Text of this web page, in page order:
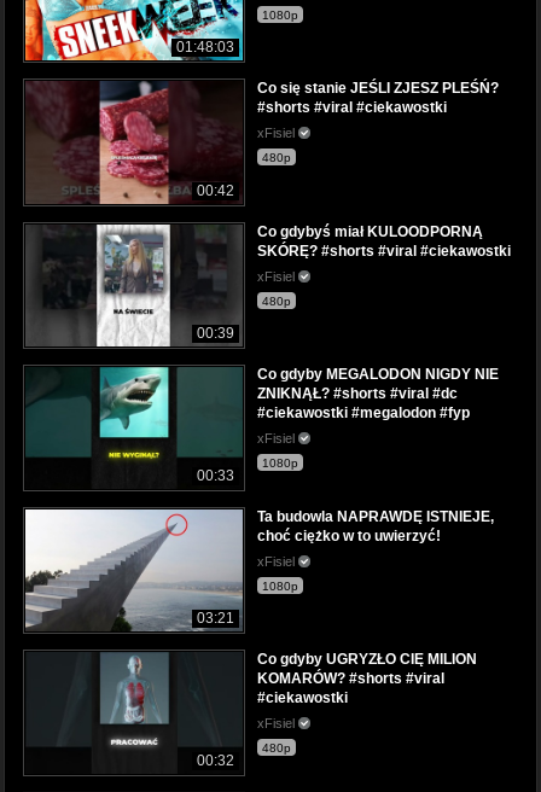
01:48:03
1080p
00:42
Co się stanie JEŚLI ZJESZ PLEŚŃ?
#shorts #viral #ciekawostki
xFisiel
480p
00:39
Co gdybyś miał KULOODPORNĄ
SKÓRĘ? #shorts #viral #ciekawostki
xFisiel
480p
00:33
Co gdyby MEGALODON NIGDY NIE
ZNIKNĄŁ? #shorts #viral #dc
#ciekawostki #megalodon #fyp
xFisiel
1080p
03:21
Ta budowla NAPRAWDĘ ISTNIEJE,
choć ciężko w to uwierzyć!
xFisiel
1080p
00:32
Co gdyby UGRYZŁO CIĘ MILION
KOMARÓW? #shorts #viral
#ciekawostki
xFisiel
480p